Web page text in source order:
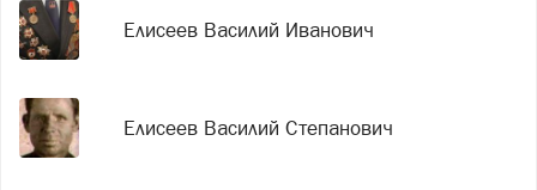
Елисеев Василий Иванович
Елисеев Василий Степанович